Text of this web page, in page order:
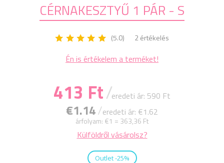
CÉRNAKESZTYŰ 1 PÁR - S
(5.0) 2 értékelés
Én is értékelem a terméket!
413 Ft/eredeti ár: 590 Ft
€1.14/eredeti ár: €1.62
árfolyam: €1 = 363,36 Ft
Külföldről vásárolsz?
Outlet -25%